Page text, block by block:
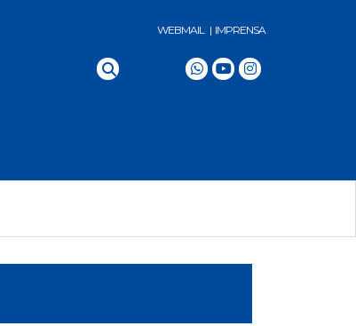
WEBMAIL | IMPRENSA